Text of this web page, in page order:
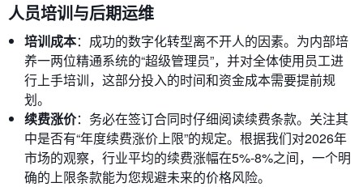
人员培训与后期运维
培训成本：成功的数字化转型离不开人的因素。为内部培
养一两位精通系统的“超级管理员”，并对全体使用员工进
行上手培训，这部分投入的时间和资金成本需要提前规
划。
续费涨价：务必在签订合同时仔细阅读续费条款。关注其
中是否有“年度续费涨价上限”的规定。根据我们对2026年
市场的观察，行业平均的续费涨幅在5%-8%之间，一个明
确的上限条款能为您规避未来的价格风险。